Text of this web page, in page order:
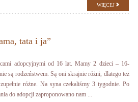
WIĘCEJ
tata i ja”
adopcyjnymi od 16 lat. Mamy 2 dzieci – 16-
są rodzeństwem. Są oni skrajnie różni, dlatego też
różne. Na syna czekaliśmy 3 tygodnie. Po
do adopcji zaproponowano nam ...